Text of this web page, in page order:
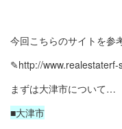
今回こちらのサイトを参
✎http://
まずは大津市について…
■大津市